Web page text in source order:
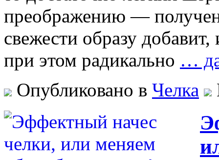
преображению —
свежести образу
при этом радикально …
Опубликовано в Челка